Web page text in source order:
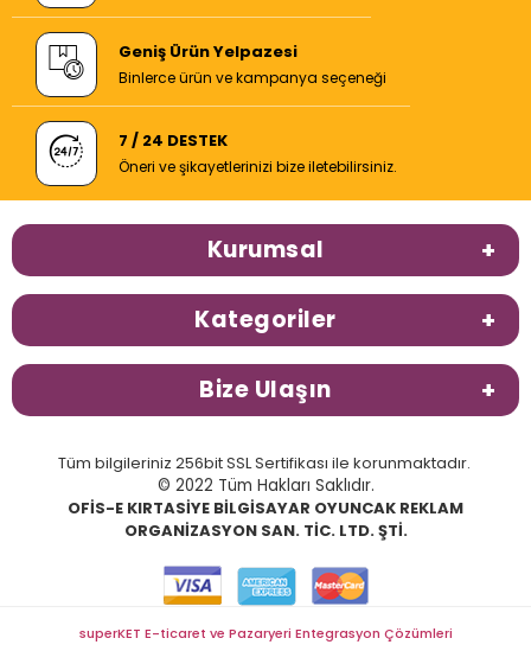
Geniş Ürün Yelpazesi
Binlerce ürün ve kampanya seçeneği
7 / 24 DESTEK
Öneri ve şikayetlerinizi bize iletebilirsiniz.
Kurumsal
Kategoriler
Bize Ulaşın
Tüm bilgileriniz 256bit SSL Sertifikası ile korunmaktadır.
© 2022 Tüm Hakları Saklıdır.
OFİS-E KIRTASİYE BİLGİSAYAR OYUNCAK REKLAM
ORGANİZASYON SAN. TİC. LTD. ŞTİ.
superKET E-ticaret ve Pazaryeri Entegrasyon Çözümleri